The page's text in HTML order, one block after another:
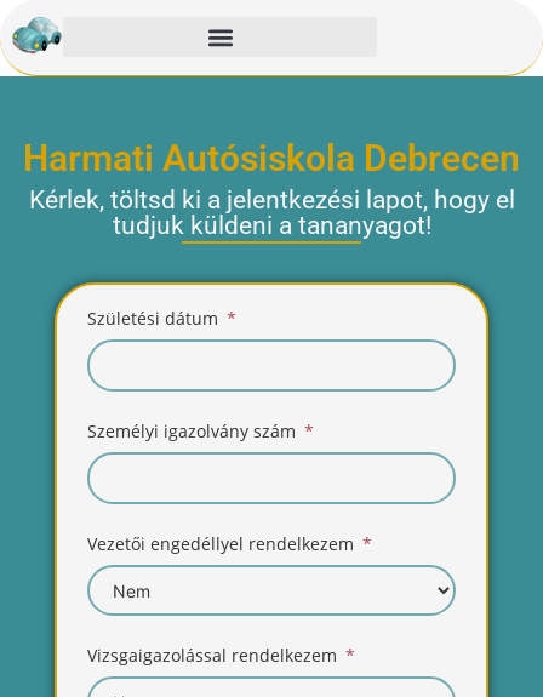
Harmati Autósiskola Debrecen
Kérlek, töltsd ki a jelentkezési lapot, hogy el
tudjuk küldeni a tananyagot!
Születési dátum
Személyi igazolvány szám
Vezetői engedéllyel rendelkezem
Vizsgaigazolással rendelkezem